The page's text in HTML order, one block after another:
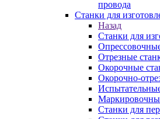
провода
Станки для
Назад
Станки для
Отрезные
Окорочные
Окорочно-
Станки для